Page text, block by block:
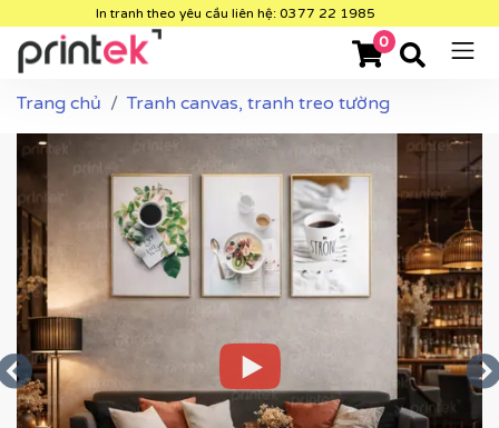
In tranh theo yêu cầu liên hệ: 0377 22 1985
0
Trang chủ Tranh canvas, tranh treo tường